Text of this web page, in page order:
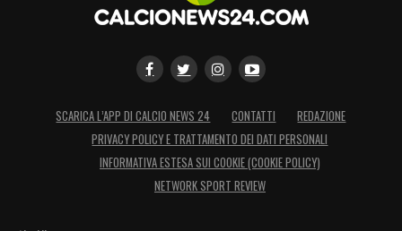
SCARICA L’APP DI CALCIO NEWS 24 CONTATTI
REDAZIONE
PRIVACY POLICY E TRATTAMENTO DEI DATI PERSONALI
INFORMATIVA ESTESA SUI COOKIE (COOKIE POLICY)
NETWORK SPORT REVIEW